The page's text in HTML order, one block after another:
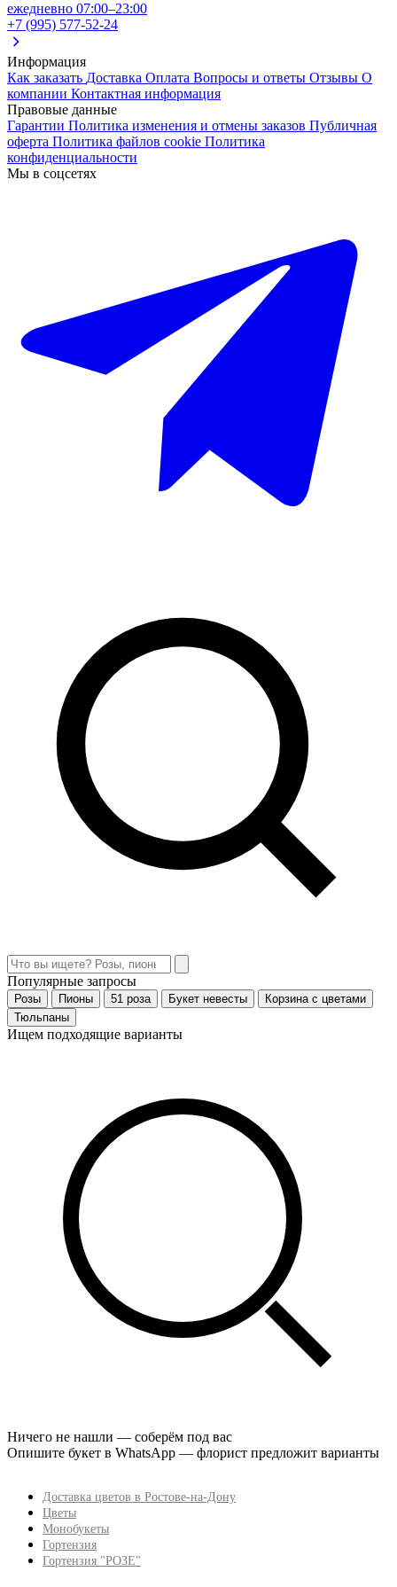
ежедневно 07:00–23:00
+7 (995) 577-52-24
Информация
Как заказать Доставка Оплата Вопросы и ответы Отзывы О
компании Контактная информация
Правовые данные
Гарантии Политика изменения и отмены заказов Публичная
оферта Политика файлов cookie Политика
конфиденциальности
Мы в соцсетях
Популярные запросы
Розы Пионы 51 роза Букет невесты
Корзина с цветами
Тюльпаны
Ищем подходящие варианты
Ничего не нашли — соберём под вас
Опишите букет в WhatsApp — флорист предложит варианты
Доставка цветов в Ростове-на-Дону
Цветы
Монобукеты
Гортензия
Гортензия "РОЗЕ"